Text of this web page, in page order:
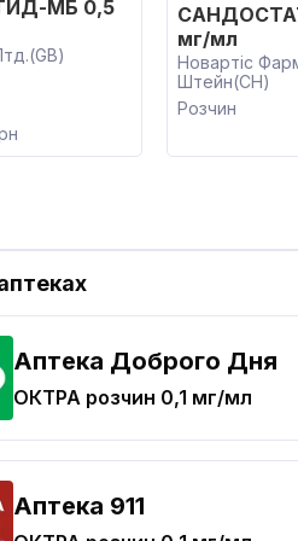
МБ 0,5
мг/мл
Новартіс
Штейн(CH)
Розчин
Аптека Доброго Дня
ОКТРА розчин 0,1 мг/мл
Aптека 911